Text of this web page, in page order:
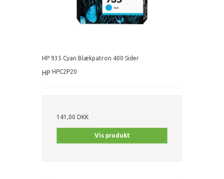
HP 935 Cyan Blækpatron 400 Sider
HP HPC2P20
141,00 DKK
Vis produkt